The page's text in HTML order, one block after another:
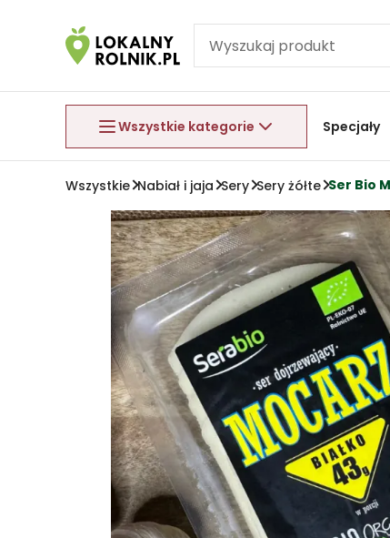
Wszystkie kategorie
Aby wyjść z menu, naciśnij przycisk Esc.
Specjały
Wszystkie Nabiał i jaja Sery Sery żółte Ser Bio